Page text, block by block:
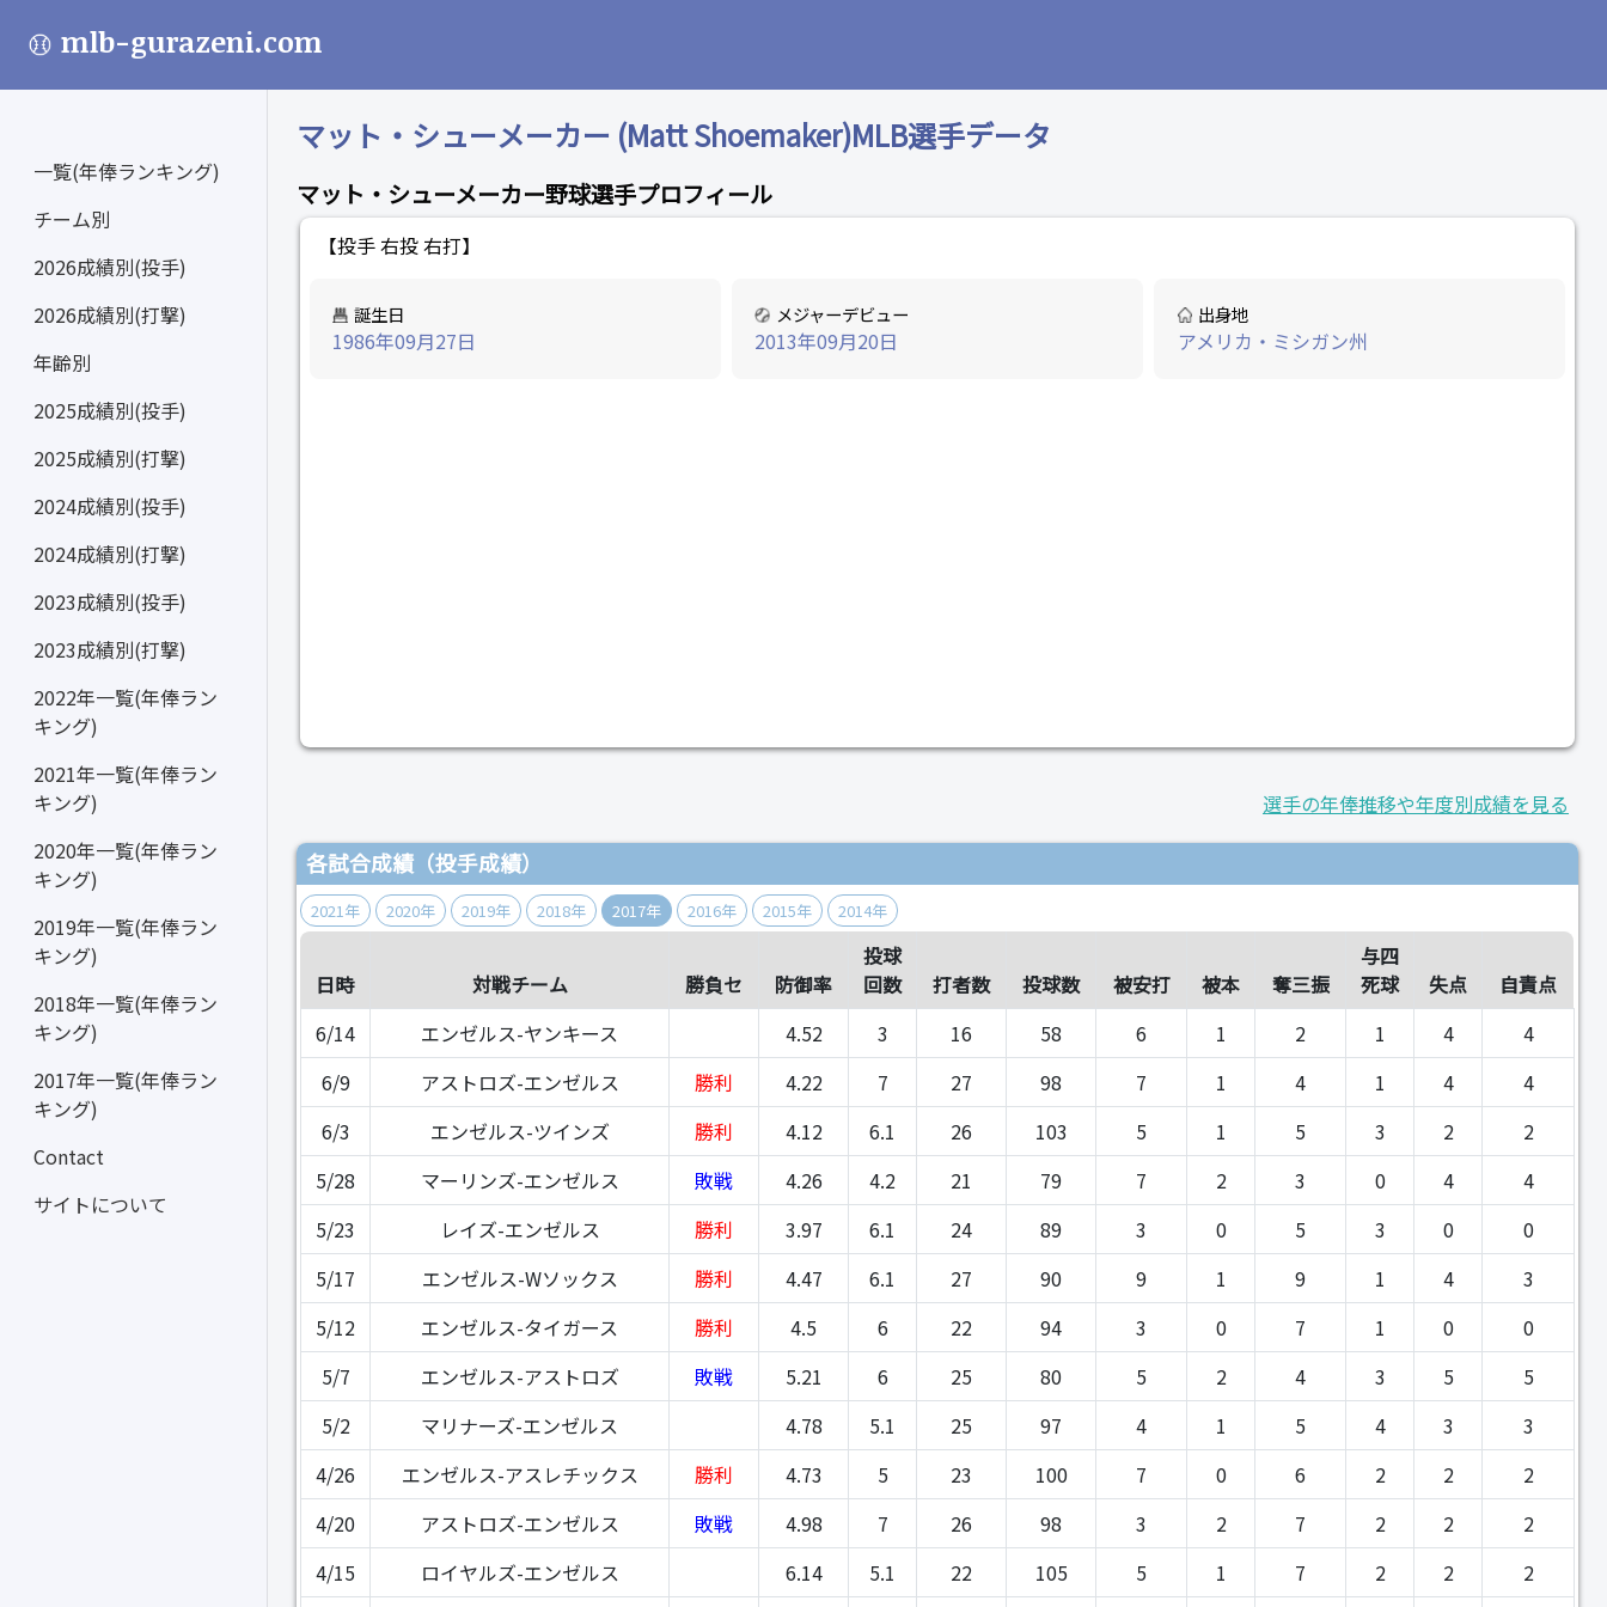
mlb-gurazeni.com
一覧(年俸ランキング)
チーム別
2026成績別(投手)
2026成績別(打撃)
年齢別
2025成績別(投手)
2025成績別(打撃)
2024成績別(投手)
2024成績別(打撃)
2023成績別(投手)
2023成績別(打撃)
2022年一覧(年俸ラン
キング)
2021年一覧(年俸ラン
キング)
2020年一覧(年俸ラン
キング)
2019年一覧(年俸ラン
キング)
2018年一覧(年俸ラン
キング)
2017年一覧(年俸ラン
キング)
Contact
サイトについて
マット・シューメーカー (Matt Shoemaker)MLB選手データ
マット・シューメーカー野球選手プロフィール
【投手 右投 右打】
誕生日
1986年09月27日
メジャーデビュー
2013年09月20日
出身地
アメリカ・ミシガン州
選手の年俸推移や年度別成績を見る
各試合成績（投手成績）
2021年 2020年 2019年 2018年 2017年 2016年 2015年 2014年
日時 対戦チーム 勝負セ 防御率
投球
回数
打者数 投球数 被安打 被本 奪三振
与四
死球
失点
自責点
6/14
エンゼルス-ヤンキース 4.52 3 16 58 6 1 2 1 4
4
6/9
アストロズ-エンゼルス 勝利 4.22 7 27 98 7 1 4 1 4
4
6/3
エンゼルス-ツインズ 勝利 4.12 6.1 26 103 5 1 5 3 2
2
5/28
マーリンズ-エンゼルス 敗戦 4.26 4.2 21 79 7 2 3 0 4
4
5/23
レイズ-エンゼルス 勝利 3.97 6.1 24 89 3 0 5 3 0
0
5/17
エンゼルス-Wソックス 勝利 4.47 6.1 27 90 9 1 9 1 4
3
5/12
エンゼルス-タイガース 勝利 4.5 6 22 94 3 0 7 1 0
0
5/7
エンゼルス-アストロズ 敗戦 5.21 6 25 80 5 2 4 3 5
5
5/2
マリナーズ-エンゼルス 4.78 5.1 25 97 4 1 5 4 3
3
4/26
エンゼルス-アスレチックス 勝利 4.73 5 23 100 7 0 6 2 2
2
4/20
アストロズ-エンゼルス 敗戦 4.98 7 26 98 3 2 7 2 2
2
4/15
ロイヤルズ-エンゼルス 6.14 5.1 22 105 5 1 7 2 2
2